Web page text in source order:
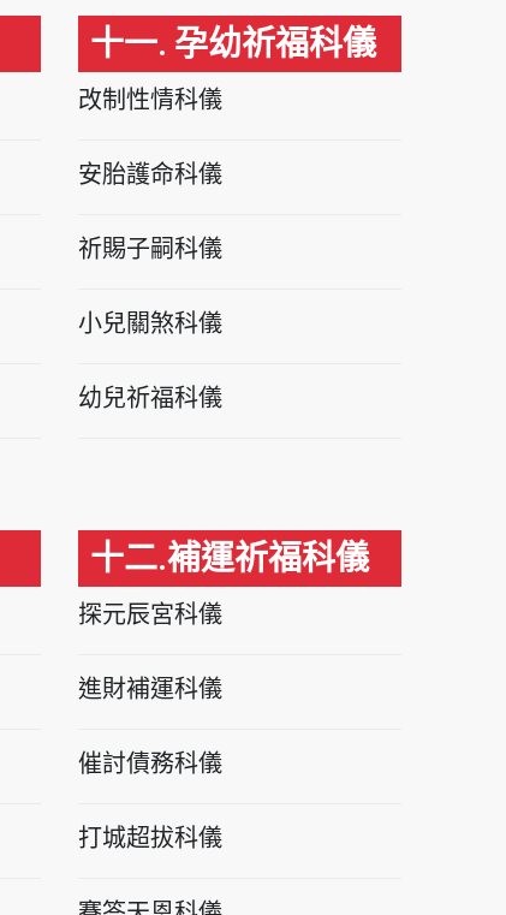
十一. 孕幼祈福科儀
改制性情科儀
安胎護命科儀
祈賜子嗣科儀
小兒關煞科儀
幼兒祈福科儀
十二.補運祈福科儀
探元辰宮科儀
進財補運科儀
催討債務科儀
打城超拔科儀